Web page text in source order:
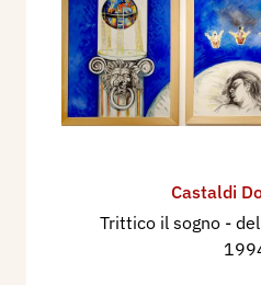
Castaldi
Trittico il sogno -